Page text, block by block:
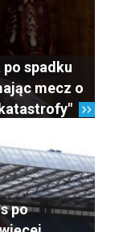
spadku
mecz o
po